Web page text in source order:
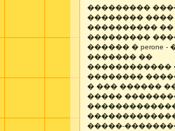
���������
�������� ����
���������� ��
��������� ����
������ � perone
������� ��
������������
��������
� ��� ������
�����
�����-